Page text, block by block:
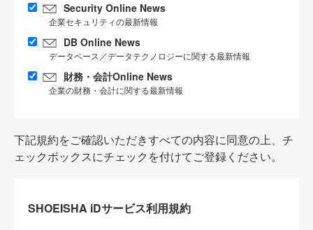
Security Online News
企業セキュリティの最新情報
DB Online News
データベース／データテクノロジーに関する最新情報
財務・会計Online News
企業の財務・会計に関する最新情報
下記規約をご確認いただきすべての内容に同意の上、チ
ェックボックスにチェックを付けてご登録ください。
SHOEISHA iDサービス利用規約